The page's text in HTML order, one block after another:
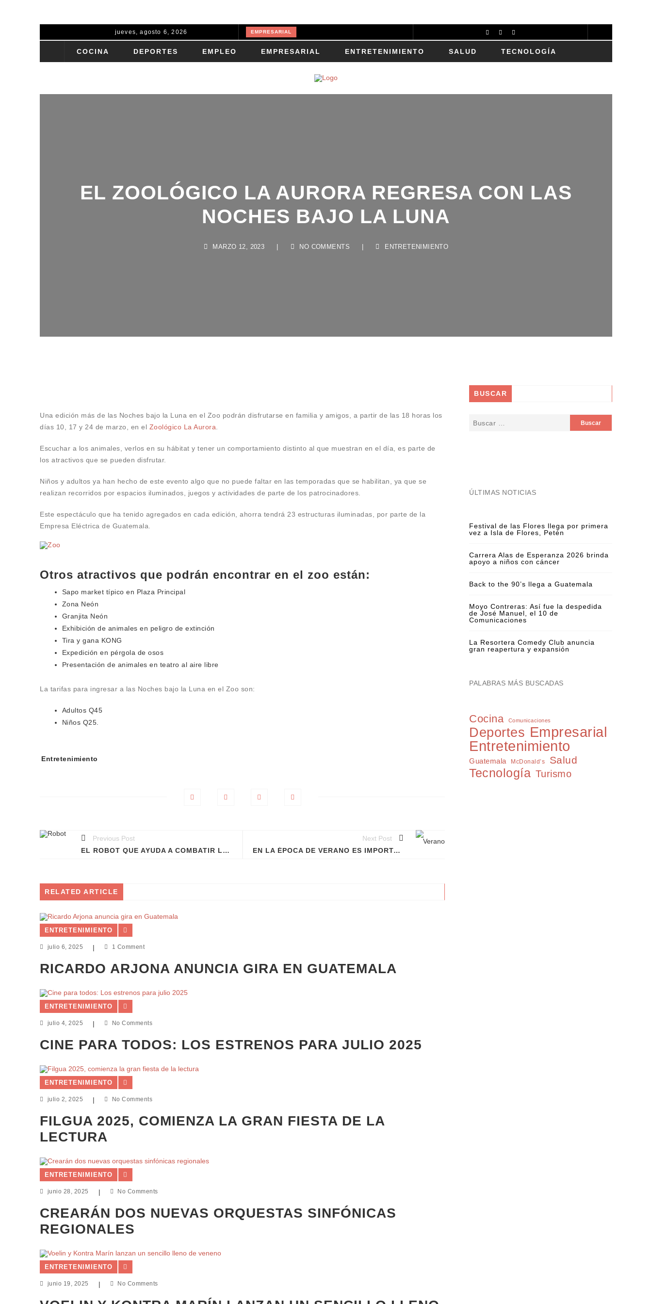
jueves, agosto 6, 2026 EMPRESARIAL
PARTICIPA EN LA 8 CARRERA FAMILIAR MCDONALD’S
COCINA DEPORTES EMPLEO EMPRESARIAL ENTRETENIMIENTO SALUD TECNOLOGÍA
EL ZOOLÓGICO LA AURORA REGRESA CON LAS
NOCHES BAJO LA LUNA
Una edición más de las Noches bajo la Luna en el Zoo podrán disfrutarse en familia y amigos, a partir de las 18 horas los
días 10, 17 y 24 de marzo, en el Zoológico La Aurora.
Escuchar a los animales, verlos en su hábitat y tener un comportamiento distinto al que muestran en el día, es parte de
los atractivos que se pueden disfrutar.
Niños y adultos ya han hecho de este evento algo que no puede faltar en las temporadas que se habilitan, ya que se
realizan recorridos por espacios iluminados, juegos y actividades de parte de los patrocinadores.
Este espectáculo que ha tenido agregados en cada edición, ahorra tendrá 23 estructuras iluminadas, por parte de la
Empresa Eléctrica de Guatemala.
Otros atractivos que podrán encontrar en el zoo están:
Sapo market típico en Plaza Principal
Zona Neón
Granjita Neón
Exhibición de animales en peligro de extinción
Tira y gana KONG
Expedición en pérgola de osos
Presentación de animales en teatro al aire libre
La tarifas para ingresar a las Noches bajo la Luna en el Zoo son:
Adultos Q45
Niños Q25.
Tags:
Entretenimiento
Previous Post
EL ROBOT QUE AYUDA A COMBATIR LA CALVICIE EN GUATEMALA
Next Post
EN LA ÉPOCA DE VERANO ES IMPORTANTE CUIDAR DE LA SALUD
RELATED ARTICLE
ENTRETENIMIENTO
julio 6, 2025 | 1 Comment
RICARDO ARJONA ANUNCIA GIRA EN GUATEMALA
ENTRETENIMIENTO
julio 4, 2025 | No Comments
CINE PARA TODOS: LOS ESTRENOS PARA JULIO 2025
ENTRETENIMIENTO
julio 2, 2025 | No Comments
FILGUA 2025, COMIENZA LA GRAN FIESTA DE LA
LECTURA
ENTRETENIMIENTO
junio 28, 2025 | No Comments
CREARÁN DOS NUEVAS ORQUESTAS SINFÓNICAS
REGIONALES
ENTRETENIMIENTO
junio 19, 2025 | No Comments
BUSCAR
ÚLTIMAS NOTICIAS
Festival de las Flores llega por primera
vez a Isla de Flores, Petén
Carrera Alas de Esperanza 2026 brinda
apoyo a niños con cáncer
Back to the 90’s llega a Guatemala
Moyo Contreras: Así fue la despedida
de José Manuel, el 10 de
Comunicaciones
La Resortera Comedy Club anuncia
gran reapertura y expansión
PALABRAS MÁS BUSCADAS
Cocina Comunicaciones
Deportes Empresarial
Entretenimiento
Guatemala McDonald’s Salud
Tecnología Turismo